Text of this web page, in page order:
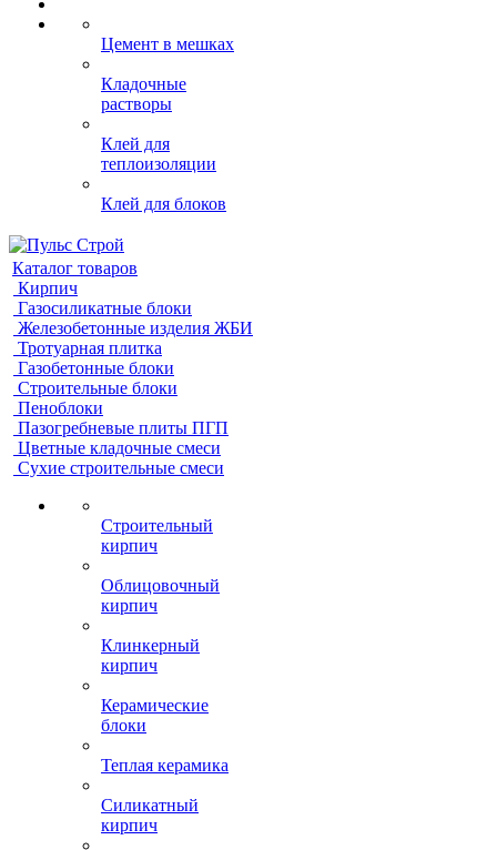
Цемент в мешках
Кладочные
растворы
Клей для
теплоизоляции
Клей для блоков
Каталог товаров
Кирпич
Газосиликатные блоки
Железобетонные изделия ЖБИ
Тротуарная плитка
Газобетонные блоки
Строительные блоки
Пеноблоки
Пазогребневые плиты ПГП
Цветные кладочные смеси
Сухие строительные смеси
Строительный
кирпич
Облицовочный
кирпич
Клинкерный
кирпич
Керамические
блоки
Теплая керамика
Силикатный
кирпич